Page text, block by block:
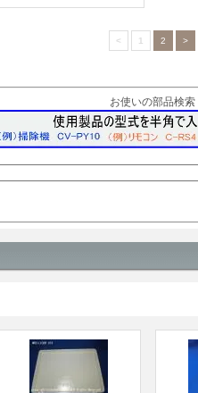
< 1 2 >
お使いの部品検索